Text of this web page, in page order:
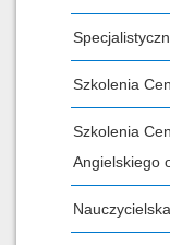
Szkolenia
Szkolenia
Angielskiego